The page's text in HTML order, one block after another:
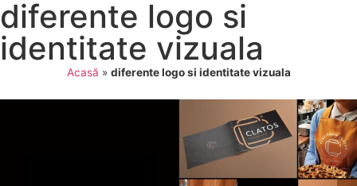
diferente logo si
identitate vizuala
Acasă » diferente logo si identitate vizuala